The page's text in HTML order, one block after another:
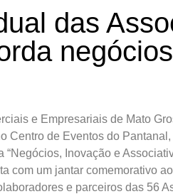
das
e Empresariais de Mato
Centro de Eventos do
Inovação e
com um jantar comemorativo
e parceiros das 56